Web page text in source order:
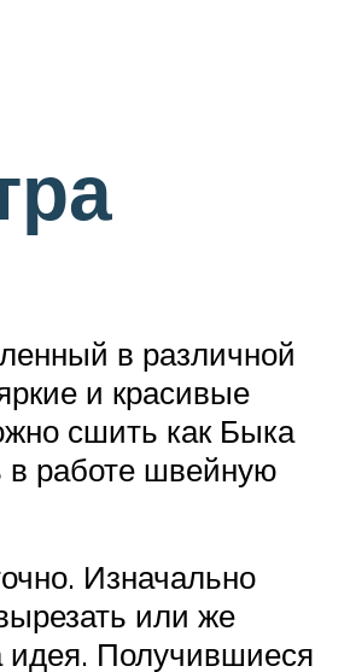
в различной
и красивые
сшить как Быка
в работе швейную
Изначально
или же
идея. Получившиеся